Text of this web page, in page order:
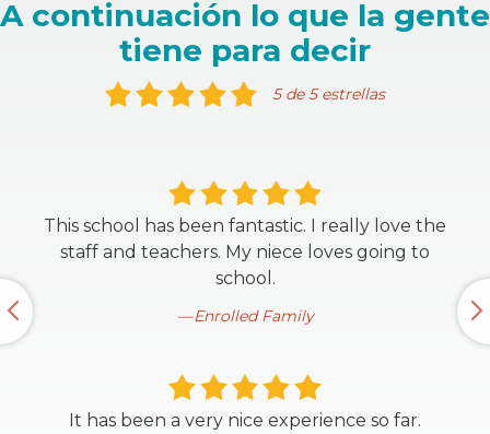
A continuación lo que la gente
tiene para decir
5 de 5 estrellas
This school has been fantastic. I really love the
staff and teachers. My niece loves going to
school.
Enrolled Family
It has been a very nice experience so far.